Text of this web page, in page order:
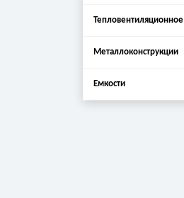
Металлоконструкции
Емкости